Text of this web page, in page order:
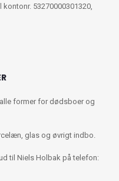
53270000301320,
former for dødsboer og
glas og øvrigt indbo.
til Niels Holbak på telefon: